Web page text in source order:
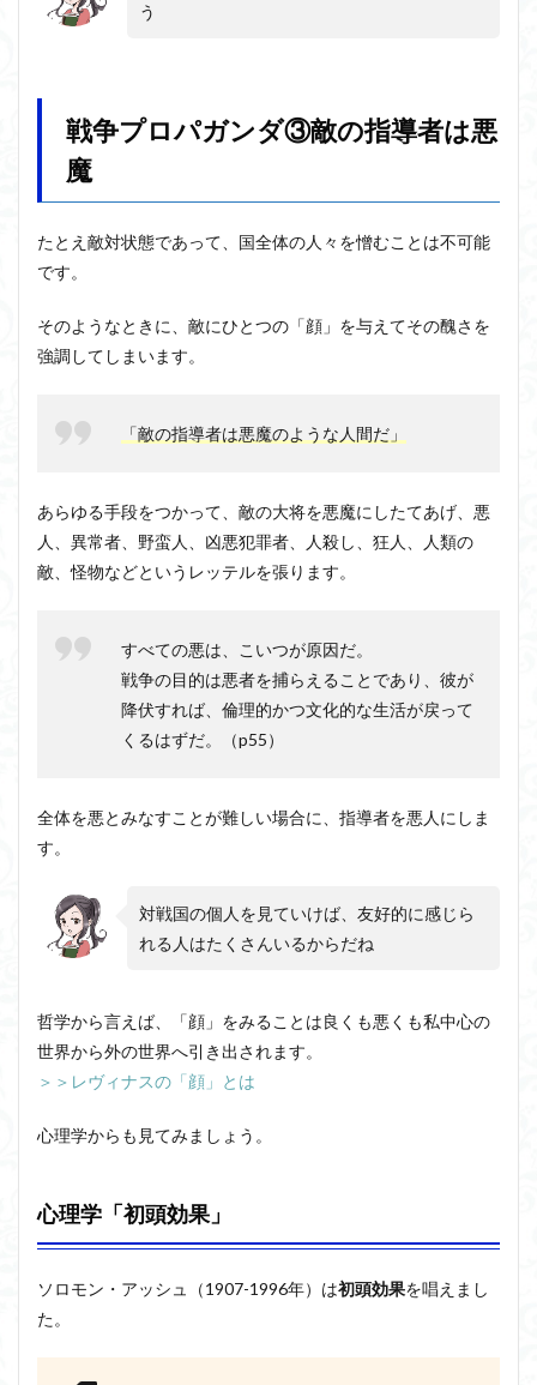
9
ンダ
⑨大
義は
神聖
戦争
プロ
パガ
⑩裏
切り
戦争
ンダ
⑪戦
争は
繰り
12
う
戦争プロパガンダ③敵の指導者は悪
魔
たとえ敵対状態であって、国全体の人々を憎むことは不可能
です。
そのようなときに、敵にひとつの「顔」を与えてその醜さを
強調してしまいます。
「敵の指導者は悪魔のような人間だ」
あらゆる手段をつかって、敵の大将を悪魔にしたてあげ、悪
人、異常者、野蛮人、凶悪犯罪者、人殺し、狂人、人類の
敵、怪物などというレッテルを張ります。
すべての悪は、こいつが原因だ。
戦争の目的は悪者を捕らえることであり、彼が
降伏すれば、倫理的かつ文化的な生活が戻って
くるはずだ。（p55）
全体を悪とみなすことが難しい場合に、指導者を悪人にしま
す。
対戦国の個人を見ていけば、友好的に感じら
れる人はたくさんいるからだね
哲学から言えば、「顔」をみることは良くも悪くも私中心の
世界から外の世界へ引き出されます。
＞＞レヴィナスの「顔」とは
心理学からも見てみましょう。
心理学「初頭効果」
ソロモン・アッシュ（1907-1996年）は初頭効果を唱えまし
た。